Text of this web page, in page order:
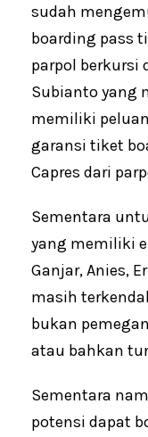
sudah
boarding pass
parpol berkursi
Subianto yang
memiliki
garansi tiket
Capres dari
Sementara
yang memiliki
Ganjar, Anies,
masih
bukan
atau bahkan
Sementara
potensi dapat